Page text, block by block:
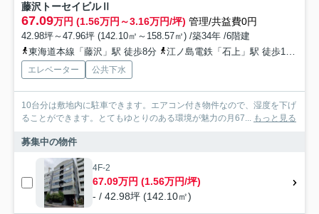
藤沢トーセイビルⅡ
67.09万円 (1.56万円～3.16万円/坪) 管理/共益費0円
42.98坪～47.96坪 (142.10㎡～158.57㎡) /築34年 /6階建
東海道本線「藤沢」駅 徒歩8分
江ノ島電鉄「石上」駅 徒歩13分
エレベーター 公共下水
10台分は敷地内に駐車できます。エアコン付き物件なので、湿度を下げ
ることができます。とてもゆとりのある環境が魅力の月67... もっと見る
募集中の物件
4F-2
67.09万円 (1.56万円/坪)
- / 42.98坪 (142.10㎡)